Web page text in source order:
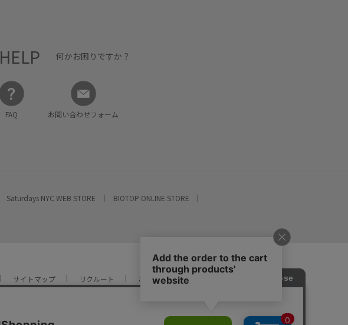
HELP 何かお困りですか？
FAQ お問い合わせフォーム
Saturdays NYC WEB STORE
BIOTOP ONLINE STORE
サイトマップ リクルート ご利用ガイド